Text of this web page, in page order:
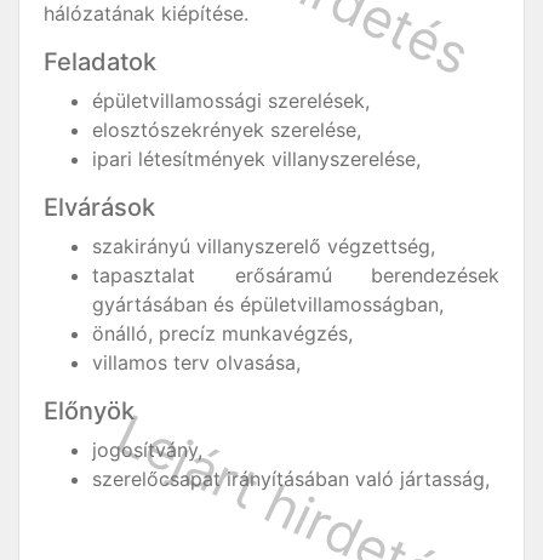
hálózatának kiépítése.
Feladatok
épületvillamossági szerelések,
elosztószekrények szerelése,
ipari létesítmények villanyszerelése,
Elvárások
szakirányú villanyszerelő végzettség,
tapasztalat erősáramú berendezések
gyártásában és épületvillamosságban,
önálló, precíz munkavégzés,
villamos terv olvasása,
Előnyök
jogosítvány,
szerelőcsapat irányításában való jártasság,